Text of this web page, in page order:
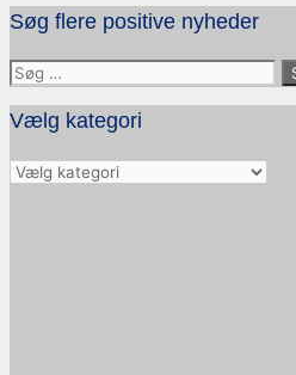
Søg flere positive nyheder
Søg
efter:
Vælg kategori
Vælg